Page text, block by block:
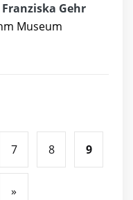
Gehr
Museum
7 8 9
»